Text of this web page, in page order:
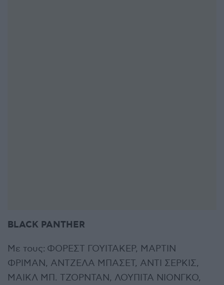
BLACK PANTHER
Με τους: ΦΟΡΕΣΤ ΓΟΥΙΤΑΚΕΡ, ΜΑΡΤΙΝ
ΦΡΙΜΑΝ, ΑΝΤΖΕΛΑ ΜΠΑΣΕΤ, ΑΝΤΙ ΣΕΡΚΙΣ,
ΜΑΙΚΛ ΜΠ. ΤΖΟΡΝΤΑΝ, ΛΟΥΠΙΤΑ ΝΙΟΝΓΚΟ,